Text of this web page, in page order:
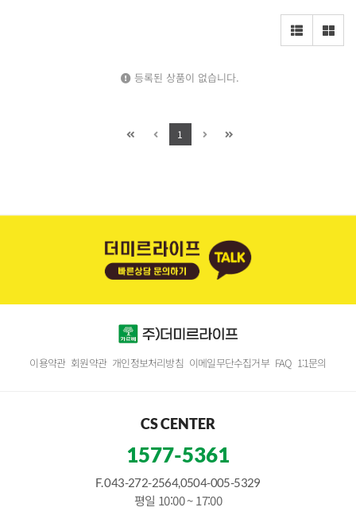
등록된 상품이 없습니다.
1
이용약관 회원약관 개인정보처리방침 이메일무단수집거부 FAQ 1:1문의
CS CENTER
1577-5361
F. 043-272-2564,0504-005-5329
평일 10:00 ~ 17:00